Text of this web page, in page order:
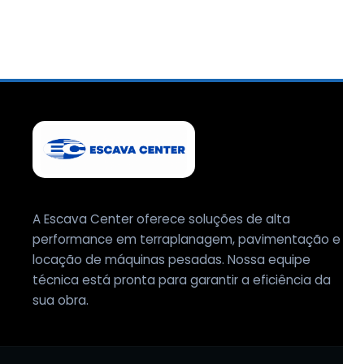
A Escava Center oferece soluções de alta
performance em terraplanagem, pavimentação e
locação de máquinas pesadas. Nossa equipe
técnica está pronta para garantir a eficiência da
sua obra.